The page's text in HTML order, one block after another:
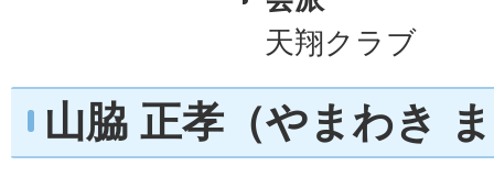
天翔クラブ
山脇 正孝（やまわき